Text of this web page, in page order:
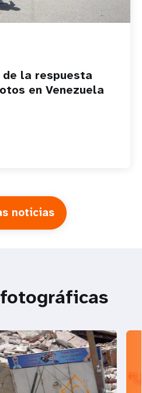
la respuesta
en Venezuela
noticias